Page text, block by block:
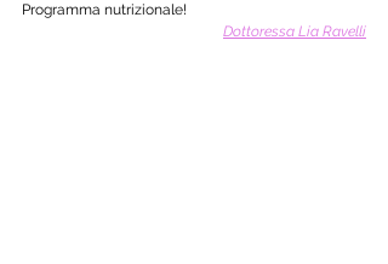
Programma nutrizionale!
Dottoressa Lia Ravelli